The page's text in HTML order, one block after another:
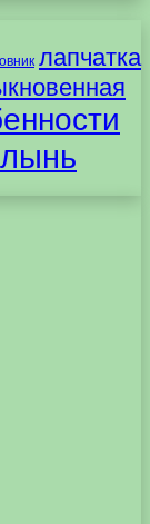
лапчатка